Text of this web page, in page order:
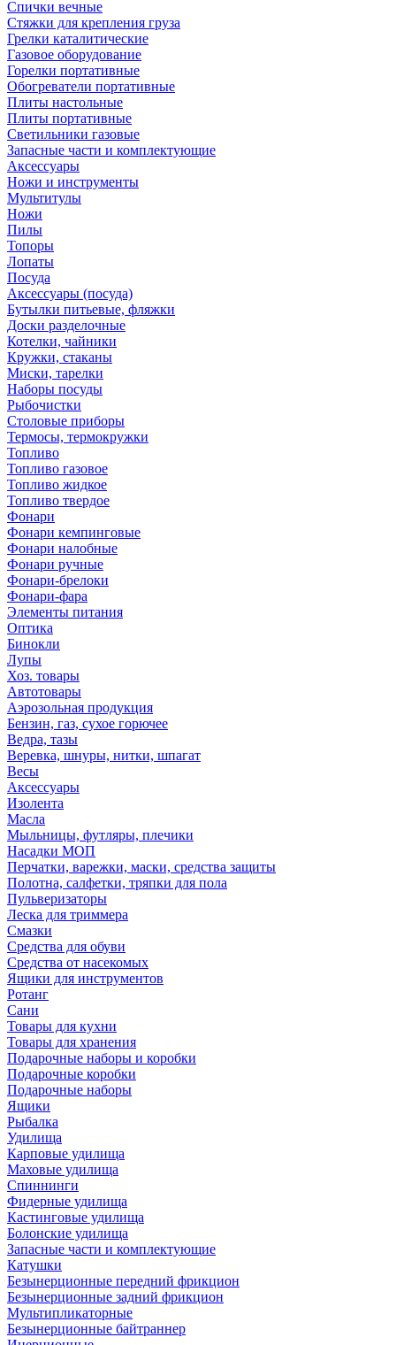
Спички вечные
Стяжки для крепления груза
Грелки каталитические
Газовое оборудование
Горелки портативные
Обогреватели портативные
Плиты настольные
Плиты портативные
Светильники газовые
Запасные части и комплектующие
Аксессуары
Ножи и инструменты
Мультитулы
Ножи
Пилы
Топоры
Лопаты
Посуда
Аксессуары (посуда)
Бутылки питьевые, фляжки
Доски разделочные
Котелки, чайники
Кружки, стаканы
Миски, тарелки
Наборы посуды
Рыбочистки
Столовые приборы
Термосы, термокружки
Топливо
Топливо газовое
Топливо жидкое
Топливо твердое
Фонари
Фонари кемпинговые
Фонари налобные
Фонари ручные
Фонари-брелоки
Фонари-фара
Элементы питания
Оптика
Бинокли
Лупы
Хоз. товары
Автотовары
Аэрозольная продукция
Бензин, газ, сухое горючее
Ведра, тазы
Веревка, шнуры, нитки, шпагат
Весы
Аксессуары
Изолента
Масла
Мыльницы, футляры, плечики
Насадки МОП
Перчатки, варежки, маски, средства защиты
Полотна, салфетки, тряпки для пола
Пульверизаторы
Леска для триммера
Смазки
Средства для обуви
Средства от насекомых
Ящики для инструментов
Ротанг
Сани
Товары для кухни
Товары для хранения
Подарочные наборы и коробки
Подарочные коробки
Подарочные наборы
Ящики
Рыбалка
Удилища
Карповые удилища
Маховые удилища
Спиннинги
Фидерные удилища
Кастинговые удилища
Болонские удилища
Запасные части и комплектующие
Катушки
Безынерционные передний фрикцион
Безынерционные задний фрикцион
Мультипликаторные
Безынерционные байтраннер